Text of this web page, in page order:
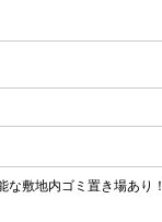
敷地内ゴミ置き場あり！